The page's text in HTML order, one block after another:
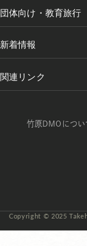
団体向け・教育旅行
新着情報
関連リンク
竹原DMOについ
Copyright © 2025